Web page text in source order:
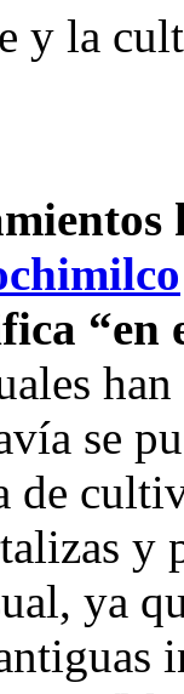
y la
“en
se
de
y
ya